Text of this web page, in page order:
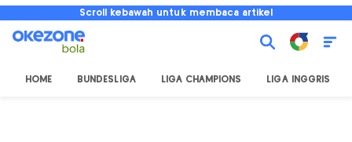
Scroll kebawah untuk membaca artikel
HOME BUNDESLIGA LIGA CHAMPIONS LIGA INGGRIS